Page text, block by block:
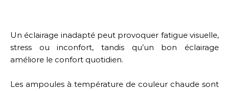
Un éclairage inadapté peut provoquer fatigue visuelle,
stress ou inconfort, tandis qu’un bon éclairage
améliore le confort quotidien.
Les ampoules à température de couleur chaude sont